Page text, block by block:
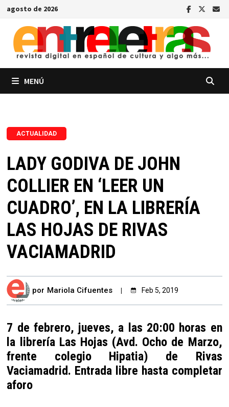
Saltar
contenido
agosto de 2026
MENÚ
ACTUALIDAD
LADY GODIVA DE JOHN
COLLIER EN ‘LEER UN
CUADRO’, EN LA LIBRERÍA
LAS HOJAS DE RIVAS
VACIAMADRID
por Mariola Cifuentes Feb 5, 2019
7 de febrero, jueves, a las 20:00 horas en
la librería Las Hojas (Avd. Ocho de Marzo,
frente colegio Hipatia) de Rivas
Vaciamadrid. Entrada libre hasta completar
aforo